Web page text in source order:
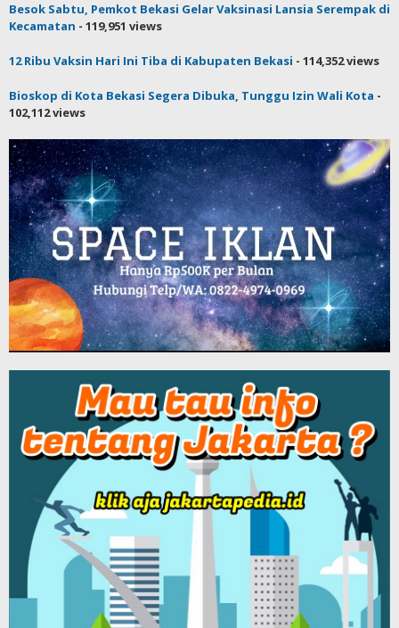
Besok Sabtu, Pemkot Bekasi Gelar Vaksinasi Lansia Serempak di
Kecamatan - 119,951 views
12 Ribu Vaksin Hari Ini Tiba di Kabupaten Bekasi - 114,352 views
Bioskop di Kota Bekasi Segera Dibuka, Tunggu Izin Wali Kota -
102,112 views